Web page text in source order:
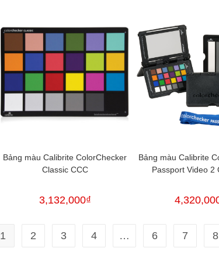
Bảng màu Calibrite ColorChecker
Classic CCC
3,132,000₫
Bảng màu Calibrite
Passport Video 2
1 2 3 4 … 6 7 8